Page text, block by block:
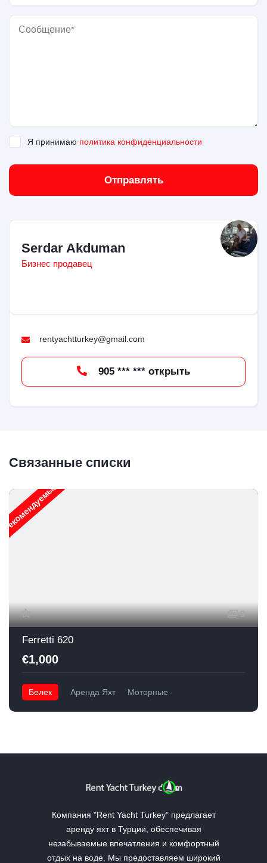
Я принимаю политика конфиденциальности
Отправлять
Serdar Akduman
Бизнес продавец
rentyachtturkey@gmail.com
905 *** *** открыть
Связанные списки
Рекомендуемые
9
Ferretti 620
€1,000
Белек Аренда Яхт Моторные
Компания "Rent Yacht Turkey" предлагает
аренду яхт в Турции, обеспечивая
незабываемые впечатления и комфортный
отдых на воде. Мы предоставляем широкий